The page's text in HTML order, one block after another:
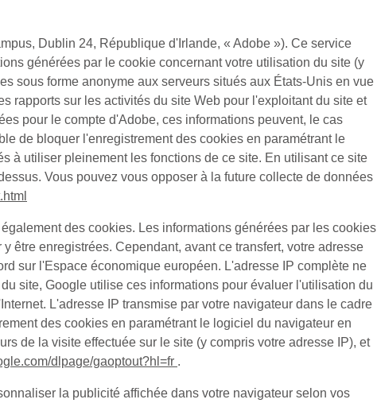
Dublin 24, République d'Irlande, « Adobe »). Ce service
générées par le cookie concernant votre utilisation du site (y
sous forme anonyme aux serveurs situés aux États-Unis en vue
rapports sur les activités du site Web pour l'exploitant du site et
pour le compte d'Adobe, ces informations peuvent, le cas
de bloquer l'enregistrement des cookies en paramétrant le
à utiliser pleinement les fonctions de ce site. En utilisant ce site
Vous pouvez vous opposer à la future collecte de données
des cookies. Les informations générées par les cookies
être enregistrées. Cependant, avant ce transfert, votre adresse
sur l'Espace économique européen. L'adresse IP complète ne
site, Google utilise ces informations pour évaluer l'utilisation du
L'adresse IP transmise par votre navigateur dans le cadre
des cookies en paramétrant le logiciel du navigateur en
de la visite effectuée sur le site (y compris votre adresse IP), et
dlpage/gaoptout?hl=fr .
la publicité affichée dans votre navigateur selon vos